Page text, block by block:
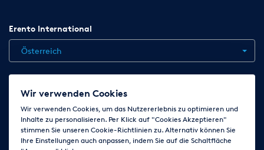
Erento International
Österreich
Jobs Kontakt News
AGB
Impressum Cookie-Einstellungen ändern
Folge uns auf
Wir verwenden Cookies
Wir verwenden Cookies, um das Nutzererlebnis zu optimieren und
Inhalte zu personalisieren. Per Klick auf "Cookies Akzeptieren"
stimmen Sie unseren Cookie-Richtlinien zu. Alternativ können Sie
Ihre Einstellungen auch anpassen, indem Sie auf die Schaltfläche